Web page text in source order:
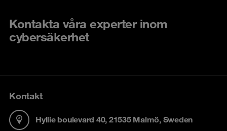
Kontakta våra experter inom
cybersäkerhet
Kontakt
Hyllie boulevard 40, 21535 Malmö, Sweden